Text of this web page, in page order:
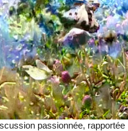
passionnée,